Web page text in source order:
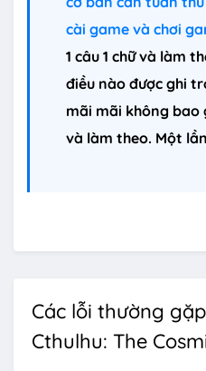
cài game và chơi
1 câu 1 chữ và làm
điều nào được ghi
mãi mãi không bao
và làm theo. Một
Các lỗi thường
Cthulhu: The